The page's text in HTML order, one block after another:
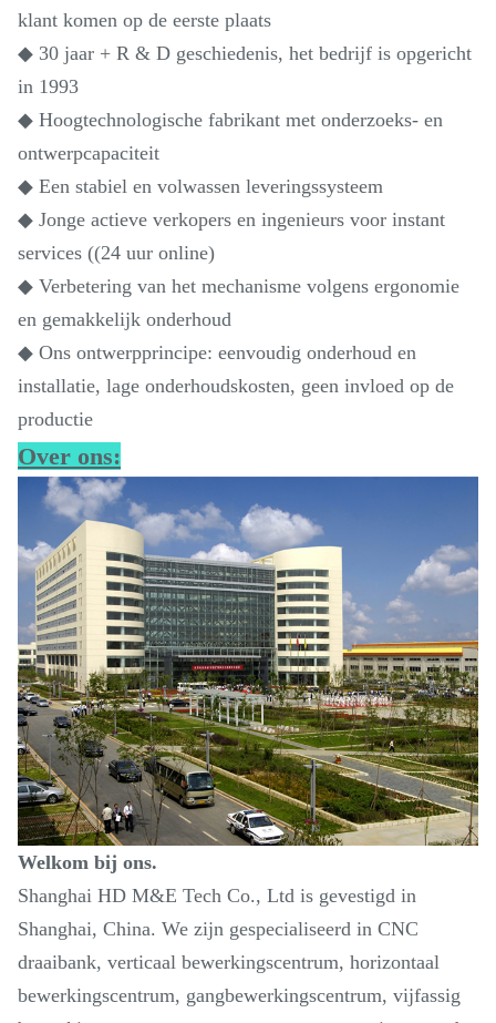
klant komen op de eerste plaats
◆ 30 jaar + R & D geschiedenis, het bedrijf is opgericht
in 1993
◆ Hoogtechnologische fabrikant met onderzoeks- en
ontwerpcapaciteit
◆ Een stabiel en volwassen leveringssysteem
◆ Jonge actieve verkopers en ingenieurs voor instant
services ((24 uur online)
◆ Verbetering van het mechanisme volgens ergonomie
en gemakkelijk onderhoud
◆ Ons ontwerpprincipe: eenvoudig onderhoud en
installatie, lage onderhoudskosten, geen invloed op de
productie
Over ons:
Welkom bij ons.
Shanghai HD M&E Tech Co., Ltd is gevestigd in
Shanghai, China. We zijn gespecialiseerd in CNC
draaibank, verticaal bewerkingscentrum, horizontaal
bewerkingscentrum, gangbewerkingscentrum, vijfassig